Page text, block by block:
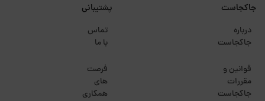
جاکجاست
درباره
جاکجاست
قوانین و
مقررات
جاکجاست
پشتیبانی
تماس
با ما
فرصت
های
همکاری